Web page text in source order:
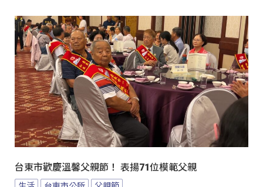
台東市歡慶溫馨父親節！ 表揚71位模範父親